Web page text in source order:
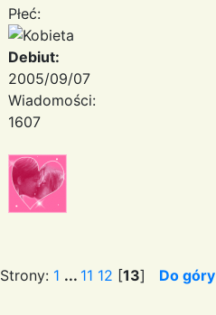
Płeć:
Debiut:
2005/09/07
Wiadomości:
1607
Strony: 1 ... 11 12 [13] Do góry